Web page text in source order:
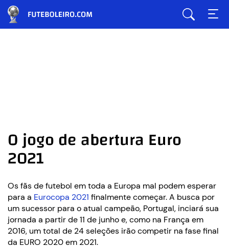
O jogo de abertura Euro
2021
Os fãs de futebol em toda a Europa mal podem esperar
para a Eurocopa 2021 finalmente começar. A busca por
um sucessor para o atual campeão, Portugal, inciará sua
jornada a partir de 11 de junho e, como na França em
2016, um total de 24 seleções irão competir na fase final
da EURO 2020 em 2021.